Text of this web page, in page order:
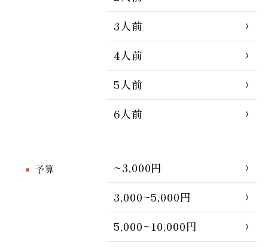
3人前
4人前
5人前
6人前
予算
~3,000円
3,000~5,000円
5,000~10,000円